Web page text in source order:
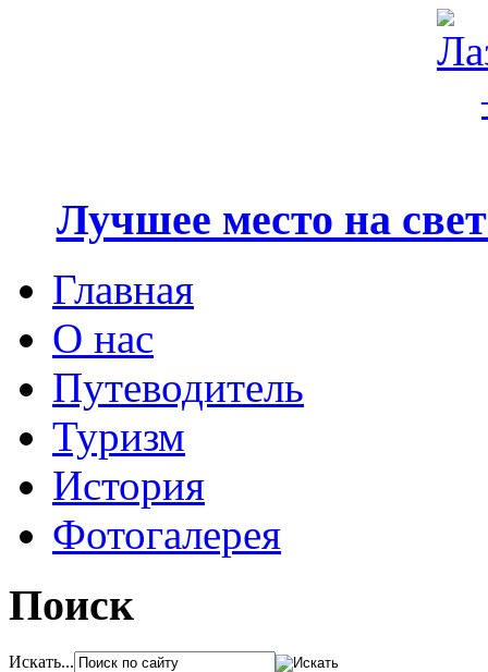
Лучшее место на
Главная
О нас
Путеводитель
Туризм
История
Фотогалерея
Поиск
Искать...